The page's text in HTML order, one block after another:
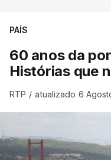
PAÍS
60 anos da
Histórias que
RTP / atualizado 6